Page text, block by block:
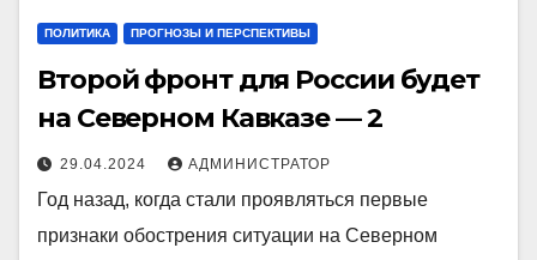
ПОЛИТИКА ПРОГНОЗЫ И ПЕРСПЕКТИВЫ
Второй фронт для России будет
на Северном Кавказе — 2
29.04.2024 АДМИНИСТРАТОР
Год назад, когда стали проявляться первые
признаки обострения ситуации на Северном